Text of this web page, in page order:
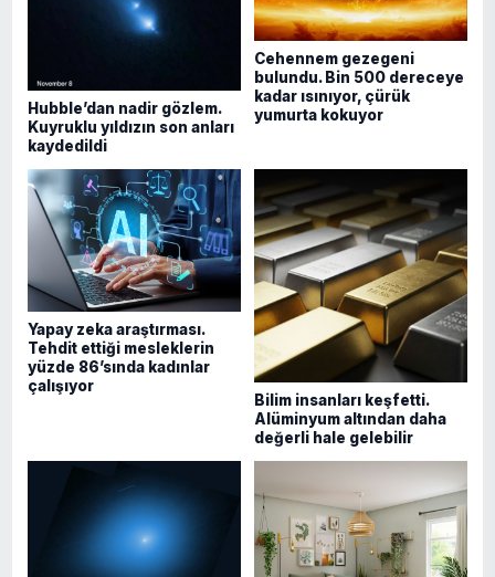
Hubble’dan nadir gözlem.
Kuyruklu yıldızın son anları
kaydedildi
Cehennem gezegeni
bulundu. Bin 500 dereceye
kadar ısınıyor, çürük
yumurta kokuyor
Yapay zeka araştırması.
Tehdit ettiği mesleklerin
yüzde 86’sında kadınlar
çalışıyor
Bilim insanları keşfetti.
Alüminyum altından daha
değerli hale gelebilir